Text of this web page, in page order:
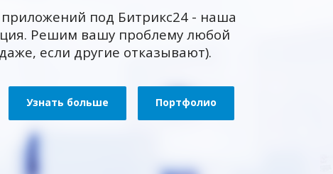
приложений под Битрикс24 - наша
Решим вашу проблему любой
если другие отказывают).
Узнать больше Портфолио